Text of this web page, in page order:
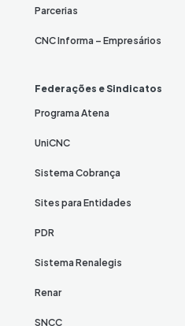
Parcerias
CNC Informa – Empresários
Federações e Sindicatos
Programa Atena
UniCNC
Sistema Cobrança
Sites para Entidades
PDR
Sistema Renalegis
Renar
SNCC